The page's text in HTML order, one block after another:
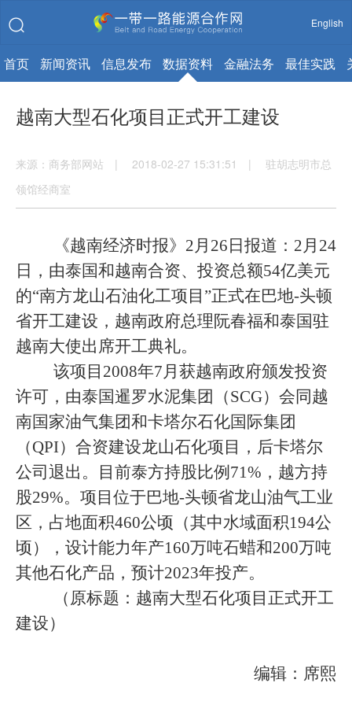
English
首页 新闻资讯 信息发布 数据资料 金融法务 最佳实践
越南大型石化项目正式开工建设
来源：商务部网站 | 2018-02-27 15:31:51 | 驻胡志明市总
领馆经商室
《越南经济时报》 2月 26 日报道： 2月 24
日，由泰国和越南合资、投资总额54亿美元
的“南方龙山石油化工项目”正式在巴地-头顿
省开工建设，越南政府总理阮春福和泰国驻
越南大使出席开工典礼。
该项目 2008年7月获越南政府颁发投资
许可，由泰国暹罗水泥集团（SCG）会同越
南国家油气集团和卡塔尔石化国际集团
（QPI）合资建设龙山石化项目，后卡塔尔
公司退出。目前泰方持股比例 71% ，越方持
股29%。项目位于巴地-头顿省龙山油气工业
区，占地面积460公顷（其中水域面积194公
顷），设计能力年产160万吨石蜡和200万吨
其他石化产品，预计2023年投产。
（原标题：越南大型石化项目正式开工
建设）
编辑：席熙